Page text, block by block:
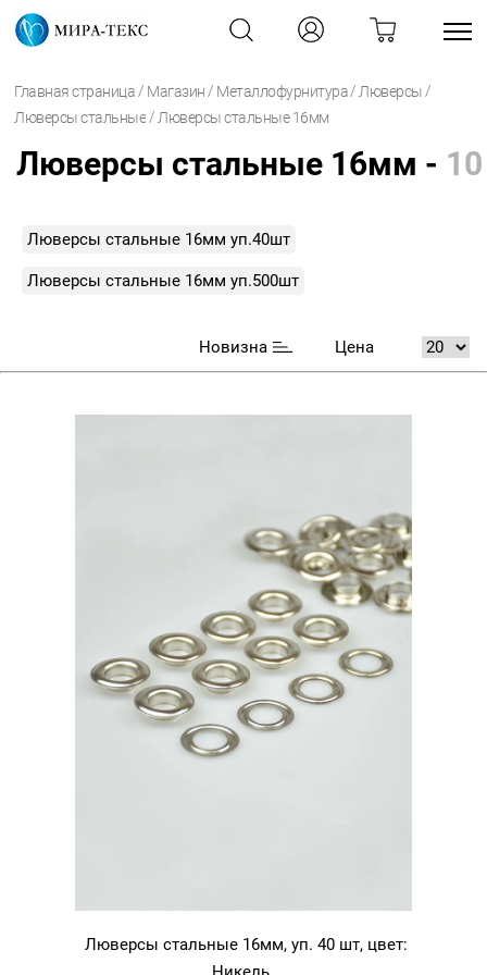
Главная страница / Магазин / Металлофурнитура / Люверсы /
Люверсы стальные / Люверсы стальные 16мм
Люверсы стальные 16мм - 10
Люверсы стальные 16мм уп.40шт
Люверсы стальные 16мм уп.500шт
Новизна Цена
Люверсы стальные 16мм, уп. 40 шт, цвет: